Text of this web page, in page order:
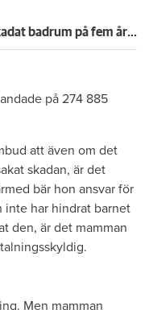
Anmälde inte vattenskadat badrum på fem år – krävs på 125 000 kronor
på 274 885
att även om det
skadan, är det
bär hon ansvar för
inte har hindrat barnet
den, är det mamman
Men mamman